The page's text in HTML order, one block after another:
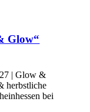
Glow“
| Glow &
herbstliche
bei